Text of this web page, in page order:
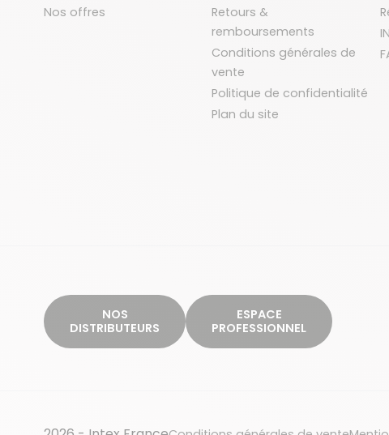
Nos offres
Retours &
remboursements
Conditions générales de
vente
Politique de confidentialité
Plan du site
NOS
DISTRIBUTEURS
ESPACE
PROFESSIONNEL